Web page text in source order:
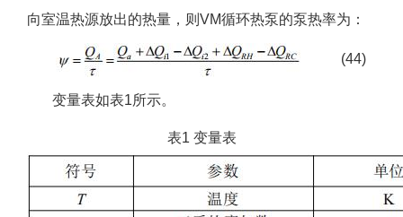
向室温热源放出的热量，则VM循环热泵的泵热率为：
(44)
变量表如表1所示。
表1 变量表